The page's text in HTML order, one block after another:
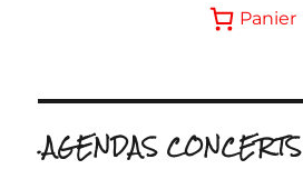
Panier
.AGENDAS CONCERTS